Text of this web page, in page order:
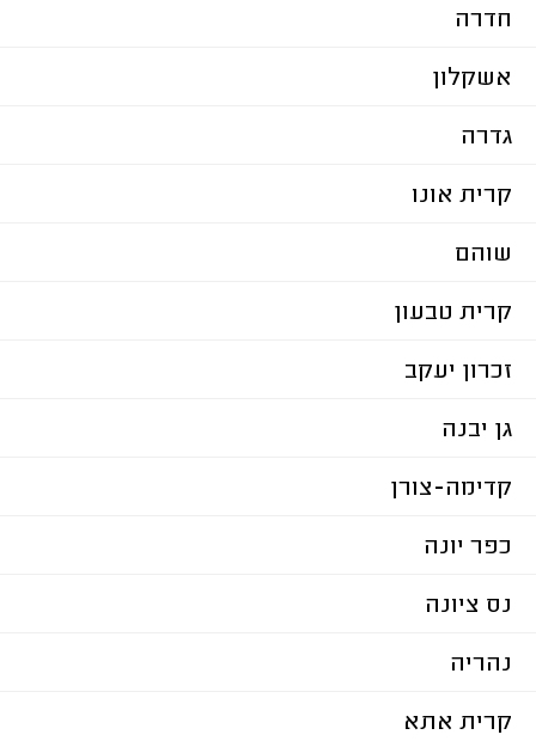
חדרה
אשקלון
גדרה
קרית אונו
שוהם
קרית טבעון
זכרון יעקב
גן יבנה
קדימה-צורן
כפר יונה
נס ציונה
נהריה
קרית אתא